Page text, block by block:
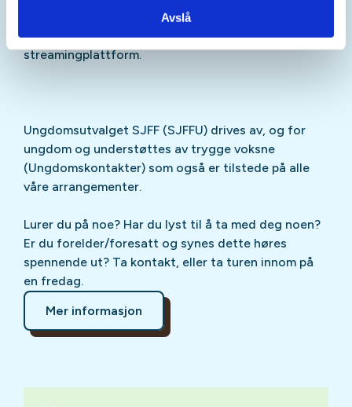
Avslå
påInstagram
TikTokog vår egenpodcastpå din favoritt-
streamingplattform.
Ungdomsutvalget SJFF (SJFFU) drives av, og for
ungdom og understøttes av trygge voksne
(Ungdomskontakter) som også er tilstede på alle
våre arrangementer.
Lurer du på noe? Har du lyst til å ta med deg noen?
Er du forelder/foresatt og synes dette høres
spennende ut? Ta kontakt, eller ta turen innom på
en fredag.
Mer informasjon